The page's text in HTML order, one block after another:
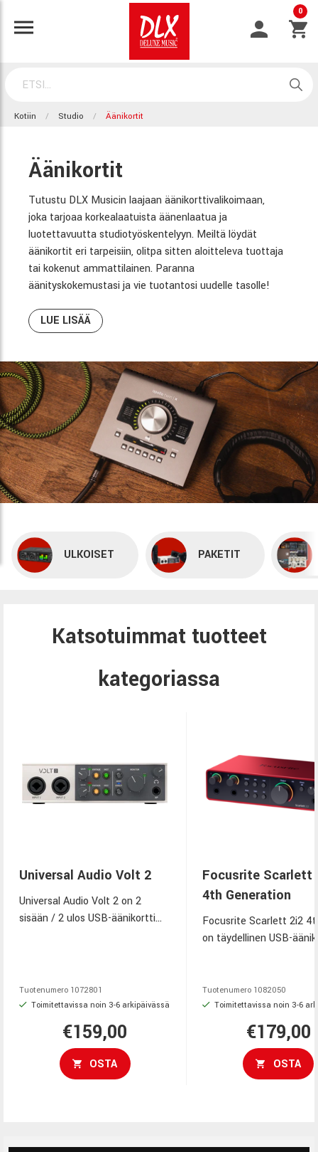
0
Kotiin Studio Äänikortit
Äänikortit
Tutustu DLX Musicin laajaan äänikorttivalikoimaan,
joka tarjoaa korkealaatuista äänenlaatua ja
luotettavuutta studiotyöskentelyyn. Meiltä löydät
äänikortit eri tarpeisiin, olitpa sitten aloitteleva tuottaja
tai kokenut ammattilainen. Paranna
äänityskokemustasi ja vie tuotantosi uudelle tasolle!
LUE LISÄÄ
ULKOISET PAKETIT
Katsotuimmat tuotteet
kategoriassa
Universal Audio Volt 2
Universal Audio Volt 2 on 2
sisään / 2 ulos USB-äänikortti
tarjoten helpon ja laadukkaan
ratkaisun kotistudioäänitykseen.
Tuotenumero 1072801
Toimitettavissa noin 3-6 arkipäivässä
€159,00
OSTA
Focusrite Scarlett
4th Generation
Focusrite Scarlett 2i2
on täydellinen USB-
loopback ja laaja
Tuotenumero 1082050
Toimitettavissa noin 3-6
€179,00
OSTA